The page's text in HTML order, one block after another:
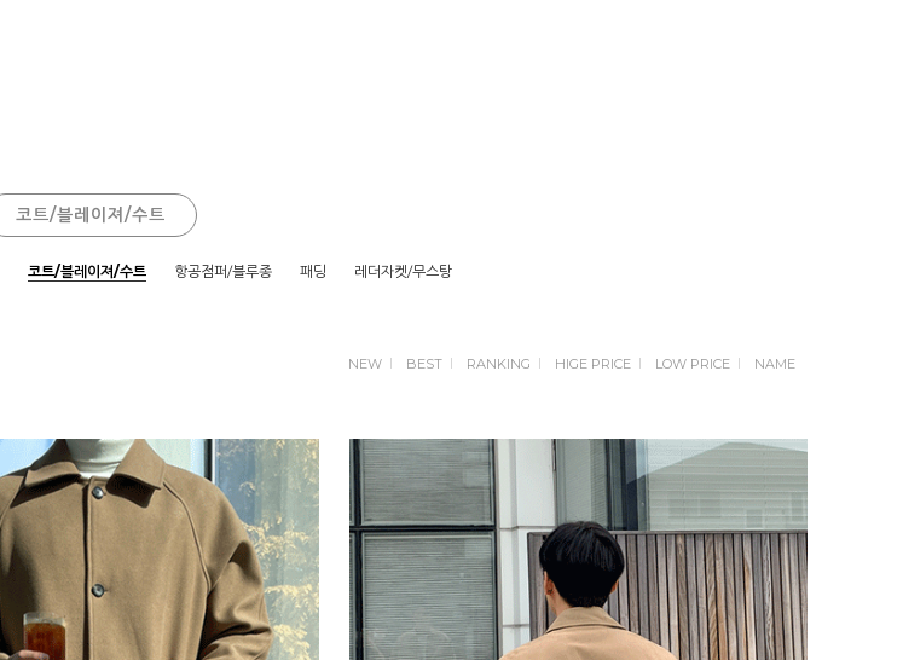
코트/블레이져/수트
코트/블레이져/수트 항공점퍼/블루종 패딩 레더자켓/무스탕
NEW BEST RANKING HIGE PRICE LOW PRICE NAME